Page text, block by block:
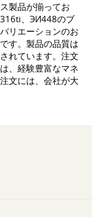
製品が揃ってお
316ti、ЭИ448のブ
リエーションのお
す。製品の品質は
れています。注文
、経験豊富なマネ
文には、会社が大